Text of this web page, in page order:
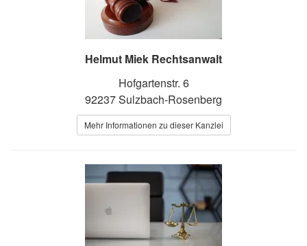
Helmut Miek Rechtsanwalt
Hofgartenstr. 6
92237 Sulzbach-Rosenberg
Mehr Informationen zu dieser Kanzlei